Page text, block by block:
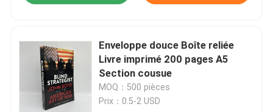
Enveloppe douce Boîte reliée
Livre imprimé 200 pages A5
Section cousue
MOQ：500 pièces
Prix：0.5-2 USD